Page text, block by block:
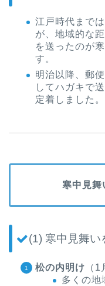
江戸時代まで
が、地域的な
を送ったのが
す。
明治以降、郵
してハガキで
定着しました。
寒中見舞
(1) 寒中見舞い
松の内明け （1
多くの地